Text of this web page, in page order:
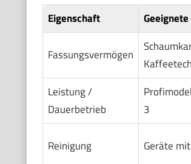
Eigenschaft
Fassungsvermögen
Leistung /
Dauerbetrieb
3
Reinigung Geräte